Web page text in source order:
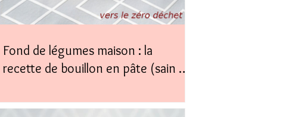
Fond de légumes maison : la
recette de bouillon en pâte (sain &